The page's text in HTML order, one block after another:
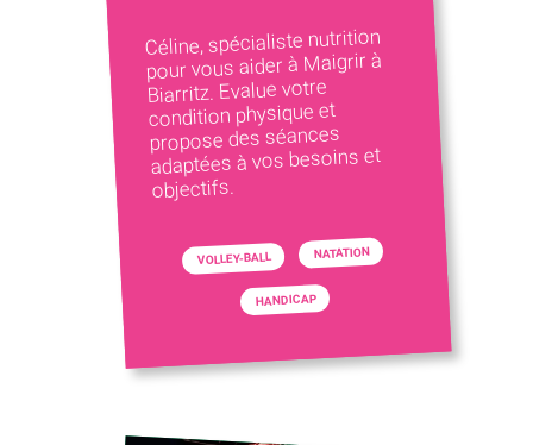
Céline, spécialiste nutrition
pour vous aider à Maigrir à
Biarritz. Evalue votre
condition physique et
propose des séances
adaptées à vos besoins et
objectifs.
VOLLEY-BALL NATATION
HANDICAP